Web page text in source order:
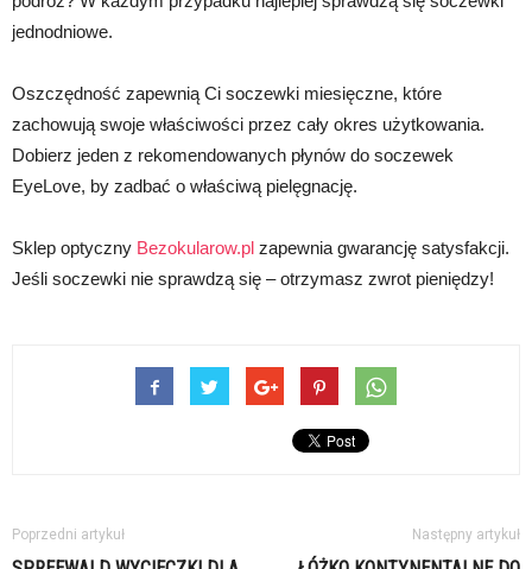
jednodniowe.
Oszczędność zapewnią Ci soczewki miesięczne, które
zachowują swoje właściwości przez cały okres użytkowania.
Dobierz jeden z rekomendowanych płynów do soczewek
EyeLove, by zadbać o właściwą pielęgnację.
Sklep optyczny Bezokularow.pl zapewnia gwarancję satysfakcji.
Jeśli soczewki nie sprawdzą się – otrzymasz zwrot pieniędzy!
Poprzedni artykuł Następny artykuł